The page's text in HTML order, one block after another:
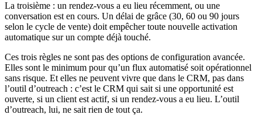
La troisième : un rendez-vous a eu lieu récemment, ou une
conversation est en cours. Un délai de grâce (30, 60 ou 90 jours
selon le cycle de vente) doit empêcher toute nouvelle activation
automatique sur un compte déjà touché.
Ces trois règles ne sont pas des options de configuration avancée.
Elles sont le minimum pour qu’un flux automatisé soit opérationnel
sans risque. Et elles ne peuvent vivre que dans le CRM, pas dans
l’outil d’outreach : c’est le CRM qui sait si une opportunité est
ouverte, si un client est actif, si un rendez-vous a eu lieu. L’outil
d’outreach, lui, ne sait rien de tout ça.